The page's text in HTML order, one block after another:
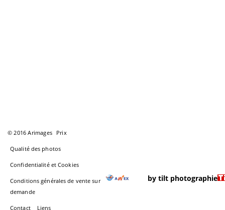
© 2016 Arimages Prix
Qualité des photos
Confidentialité et Cookies
Conditions générales de vente sur
demande
Contact Liens
by tilt photographie